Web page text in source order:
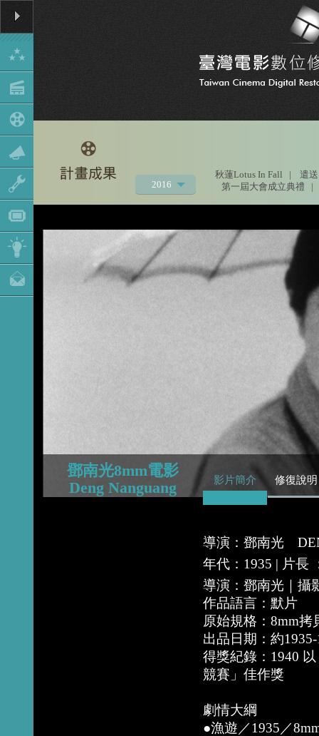
2016
2021
2020
2019
2018
2017
秋蓮Lotus In Fall |
遣
第一屆大會成立典禮
|
鄧南光8mm電影
Deng Nanguang
影片簡介 修復說明
導演：鄧南光
年代：1935 | 片長
導演：鄧南光｜攝
作品語言：默片
原始規格：8mm
出品日期：約
得獎紀錄：1940
競賽」佳作獎
劇情大綱
●漁遊／1935／